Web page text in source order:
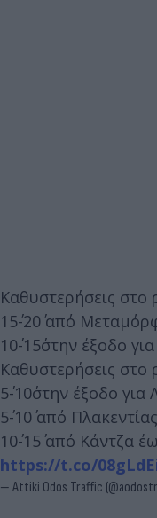
Καθυστερήσεις
15΄-20΄ από
10΄-15΄στην έξοδο
Καθυστερήσεις στο
5΄-10΄στην έξοδο για
5΄-10΄ από
10΄-15΄ από Κάντζα
https://t.co/
— Attiki Odos Traffic